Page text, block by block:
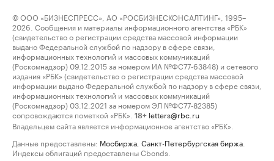
© ООО «БИЗНЕСПРЕСС», АО «РОСБИЗНЕСКОНСАЛТИНГ», 1995–
2026. Сообщения и материалы информационного агентства «РБК»
(свидетельство о регистрации средства массовой информации
выдано Федеральной службой по надзору в сфере связи,
информационных технологий и массовых коммуникаций
(Роскомнадзор) 09.12.2015 за номером ИА №ФС77-63848) и сетевого
издания «РБК» (свидетельство о регистрации средства массовой
информации выдано Федеральной службой по надзору в сфере связи,
информационных технологий и массовых коммуникаций
(Роскомнадзор) 03.12.2021 за номером ЭЛ №ФС77-82385)
сопровождаются пометкой «РБК».
18+ letters@rbc.ru
Владельцем сайта является информационное агентство «РБК».
Данные предоставлены: Мосбиржа Санкт-Петербургская биржа
Индексы облигаций предоставлены Cbonds.